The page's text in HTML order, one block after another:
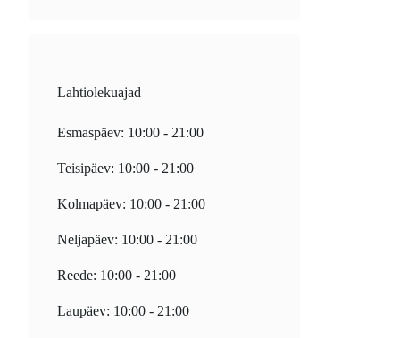
Lahtiolekuajad
Esmaspäev: 10:00 - 21:00
Teisipäev: 10:00 - 21:00
Kolmapäev: 10:00 - 21:00
Neljapäev: 10:00 - 21:00
Reede: 10:00 - 21:00
Laupäev: 10:00 - 21:00